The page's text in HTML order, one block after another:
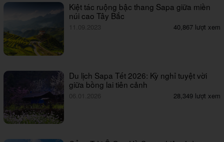
Kiệt tác ruộng bậc thang Sapa giữa miền
núi cao Tây Bắc
11.09.2023 40,867 lượt xem
Du lịch Sapa Tết 2026: Kỳ nghỉ tuyệt vời
giữa bồng lai tiên cảnh
06.01.2026 28,349 lượt xem